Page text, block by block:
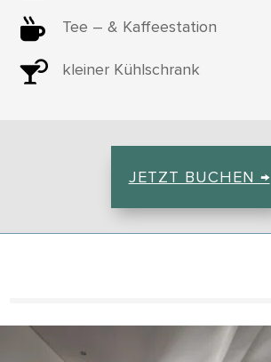
 Tee – & Kaffeestation
 kleiner Kühlschrank
JETZT BUCHEN →